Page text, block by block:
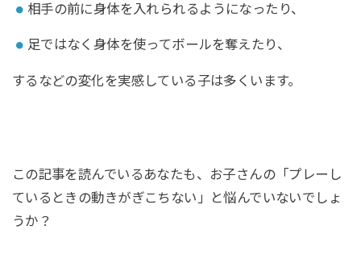
相手の前に身体を入れられるようになったり、
足ではなく身体を使ってボールを奪えたり、
するなどの変化を実感している子は多くいます。
この記事を読んでいるあなたも、お子さんの「プレーし
ているときの動きがぎこちない」と悩んでいないでしょ
うか？